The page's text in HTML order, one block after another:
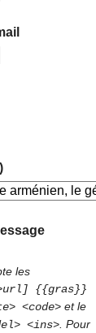
les
{{gras}}
<code> et le
<ins>. Pour